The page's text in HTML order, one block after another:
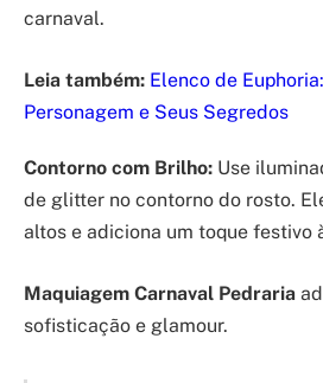
carnaval.
Leia também: Elenco de
Personagem e Seus Segredos
Contorno com Brilho: Use
de glitter no contorno do rosto.
altos e adiciona um toque festivo
Maquiagem Carnaval Pedraria
sofisticação e glamour.